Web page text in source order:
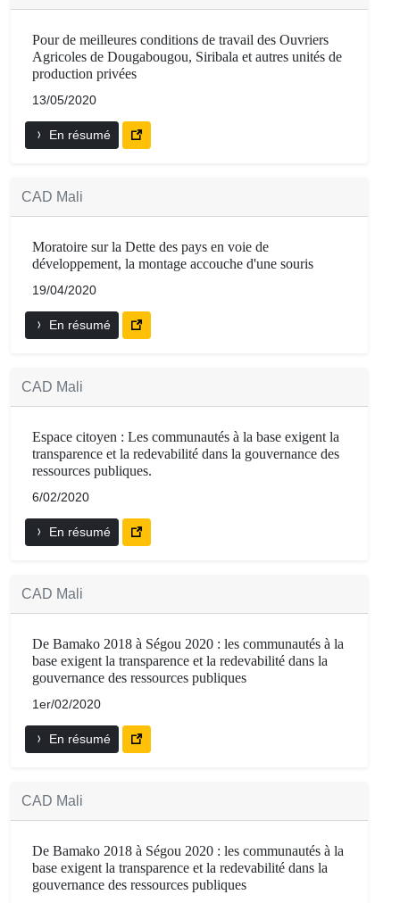
Pour de meilleures conditions de travail des Ouvriers
Agricoles de Dougabougou, Siribala et autres unités de
production privées
13/05/2020
En résumé
CAD Mali
Moratoire sur la Dette des pays en voie de
développement, la montage accouche d'une souris
19/04/2020
En résumé
CAD Mali
Espace citoyen : Les communautés à la base exigent la
transparence et la redevabilité dans la gouvernance des
ressources publiques.
6/02/2020
En résumé
CAD Mali
De Bamako 2018 à Ségou 2020 : les communautés à la
base exigent la transparence et la redevabilité dans la
gouvernance des ressources publiques
1er/02/2020
En résumé
CAD Mali
De Bamako 2018 à Ségou 2020 : les communautés à la
base exigent la transparence et la redevabilité dans la
gouvernance des ressources publiques